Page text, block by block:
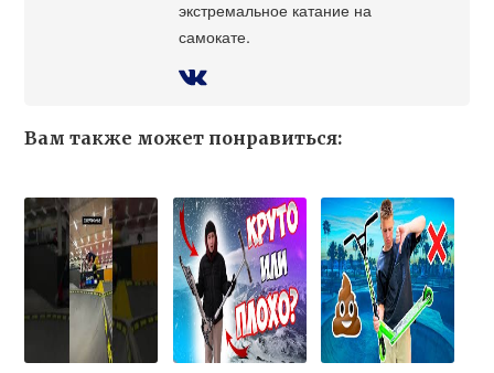
экстремальное катание на
самокате.
Вам также может понравиться: